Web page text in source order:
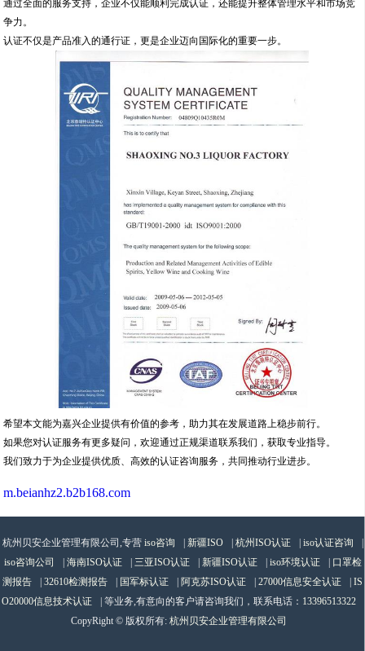
希望本文能为嘉兴企业提供有价值的参考，助力其在发展道路上稳步前行。
如果您对认证服务有更多疑问，欢迎通过正规渠道联系我们，获取专业指导。
我们致力于为企业提供优质、高效的认证咨询服务，共同推动行业进步。
m.beianhz2.b2b168.com
杭州贝安企业管理有限公司,专营 iso咨询 新疆ISO 杭州ISO认证
|三亚ISO认证 |新疆ISO认证 |iso环境认证
国军标认证 阿克苏ISO认证 |27000信息安全认证
| 等业务,有意向的客户请咨询我们，联系电话：
CopyRight © 版权所有:
杭州贝安企业管理有限公司